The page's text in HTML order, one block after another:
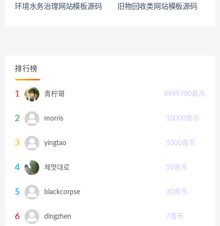
环境水务治理网站模板源码 旧物回收类网站模板源码
排行榜
1 青柠哥 9999700青币
2 morris 10000青币
3 yingtao 1000青币
4 제멋대로 50青币
5 blackcorpse 30青币
6 dingzhen 7青币